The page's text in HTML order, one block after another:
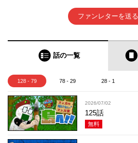
ファンレターを送る
話の一覧
128 - 79 78 - 29 28 - 1
2026/07/02
125話
無料